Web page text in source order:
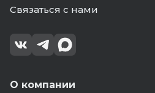
Связаться с нами
О компании